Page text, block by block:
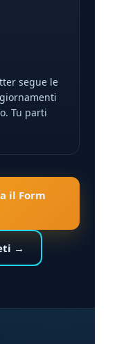
segue le
Tu parti
il Form
→